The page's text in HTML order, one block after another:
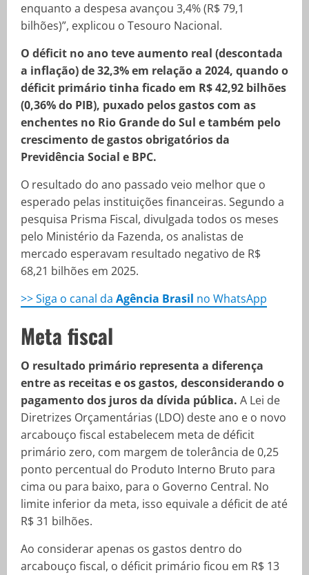
enquanto a despesa avançou 3,4% (R$ 79,1
bilhões)”, explicou o Tesouro Nacional.
O déficit no ano teve aumento real (descontada
a inflação) de 32,3% em relação a 2024, quando o
déficit primário tinha ficado em R$ 42,92 bilhões
(0,36% do PIB), puxado pelos gastos com as
enchentes no Rio Grande do Sul e também pelo
crescimento de gastos obrigatórios da
Previdência Social e BPC.
O resultado do ano passado veio melhor que o
esperado pelas instituições financeiras. Segundo a
pesquisa Prisma Fiscal, divulgada todos os meses
pelo Ministério da Fazenda, os analistas de
mercado esperavam resultado negativo de R$
68,21 bilhões em 2025.
>> Siga o canal da Agência Brasil no WhatsApp
Meta fiscal
O resultado primário representa a diferença
entre as receitas e os gastos, desconsiderando o
pagamento dos juros da dívida pública. A Lei de
Diretrizes Orçamentárias (LDO) deste ano e o novo
arcabouço fiscal estabelecem meta de déficit
primário zero, com margem de tolerância de 0,25
ponto percentual do Produto Interno Bruto para
cima ou para baixo, para o Governo Central. No
limite inferior da meta, isso equivale a déficit de até
R$ 31 bilhões.
Ao considerar apenas os gastos dentro do
arcabouço fiscal, o déficit primário ficou em R$ 13